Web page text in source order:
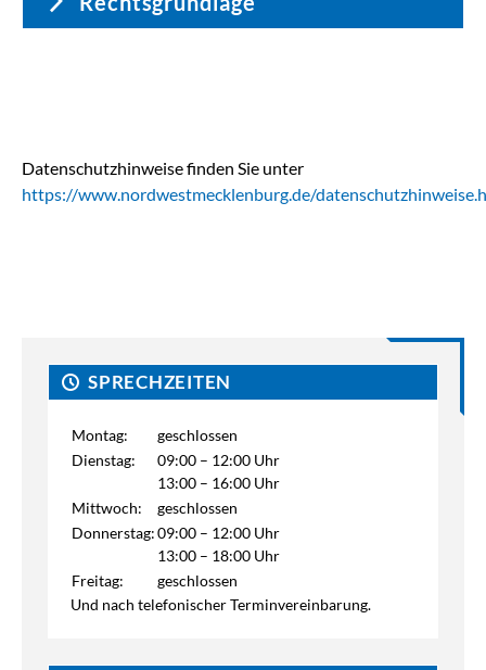
Datenschutzhinweise finden Sie unter
https://www.nordwestmecklenburg.de/
SPRECHZEITEN
Montag:
geschlossen
Dienstag:
09:00 – 12:00 Uhr
13:00 – 16:00 Uhr
Mittwoch:
geschlossen
Donnerstag:09:00 – 12:00 Uhr
13:00 – 18:00 Uhr
Freitag:
geschlossen
Und nach telefonischer Terminvereinbarung.